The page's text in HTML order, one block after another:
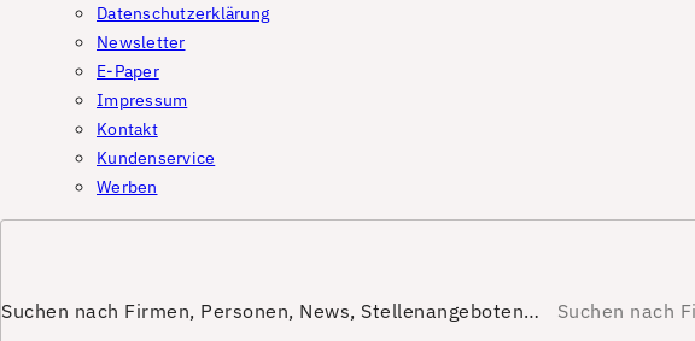
Datenschutzerklärung
Newsletter
E-Paper
Impressum
Kontakt
Kundenservice
Werben
Suchen nach Firmen, Personen, News, Stellenangeboten…